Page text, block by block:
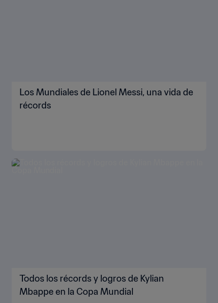
Los Mundiales de Lionel Messi, una vida de
récords
Todos los récords y logros de Kylian
Mbappe en la Copa Mundial